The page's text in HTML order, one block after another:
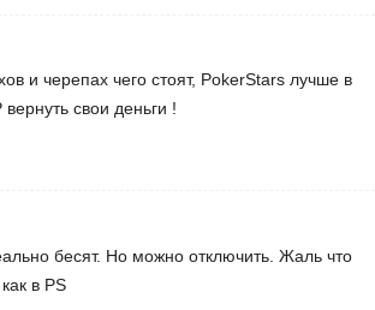
и черепах чего стоят, PokerStars лучше в
свои деньги !
бесят. Но можно отключить. Жаль что
в PS